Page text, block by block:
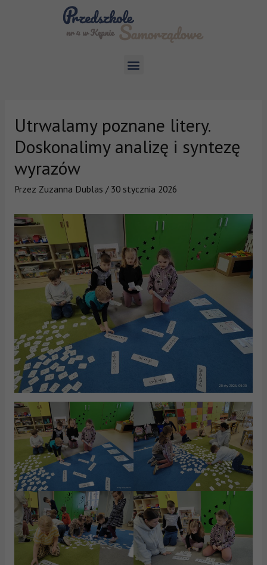
Utrwalamy poznane litery.
Doskonalimy analizę i syntezę
wyrazów
Przez Zuzanna Dublas / 30 stycznia 2026